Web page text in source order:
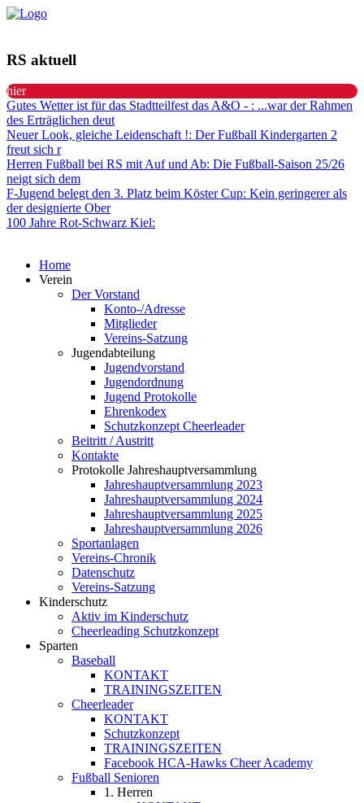
RS aktuell
hier
Gutes Wetter ist für das Stadtteilfest das A&O - : ...war der Rahmen
des Erträglichen deut
Neuer Look, gleiche Leidenschaft !: Der Fußball Kindergarten 2
freut sich r
Herren Fußball bei RS mit Auf und Ab: Die Fußball-Saison 25/26
neigt sich dem
F-Jugend belegt den 3. Platz beim Köster Cup: Kein geringerer als
der designierte Ober
100 Jahre Rot-Schwarz Kiel:
Home
Verein
Der Vorstand
Konto-/Adresse
Mitglieder
Vereins-Satzung
Jugendabteilung
Jugendvorstand
Jugendordnung
Jugend Protokolle
Ehrenkodex
Schutzkonzept Cheerleader
Beitritt / Austritt
Kontakte
Protokolle Jahreshauptversammlung
Jahreshauptversammlung 2023
Jahreshauptversammlung 2024
Jahreshauptversammlung 2025
Jahreshauptversammlung 2026
Sportanlagen
Vereins-Chronik
Datenschutz
Vereins-Satzung
Kinderschutz
Aktiv im Kinderschutz
Cheerleading Schutzkonzept
Sparten
Baseball
KONTAKT
TRAININGSZEITEN
Cheerleader
KONTAKT
Schutzkonzept
TRAININGSZEITEN
Facebook HCA-Hawks Cheer Academy
Fußball Senioren
1. Herren